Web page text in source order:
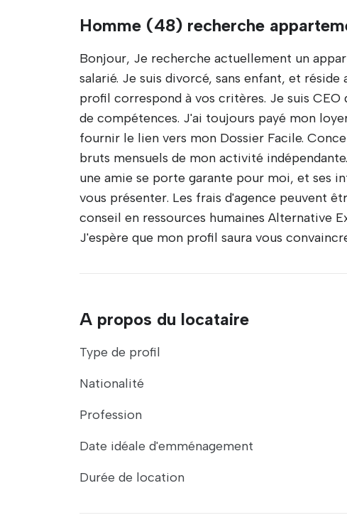
Homme (48) recherche
Bonjour, Je recherche actuellement un
salarié. Je suis divorcé, sans enfant, et
profil correspond à vos critères. Je suis
de compétences. J'ai toujours payé mon
fournir le lien vers mon Dossier Facile.
bruts mensuels de mon activité
une amie se porte garante pour moi, et ses
vous présenter. Les frais d'agence peuvent
conseil en ressources humaines Alternative
J'espère que mon profil saura vous
A propos du locataire
Type de profil
Nationalité
Profession
Date idéale d'emménagement
Durée de location